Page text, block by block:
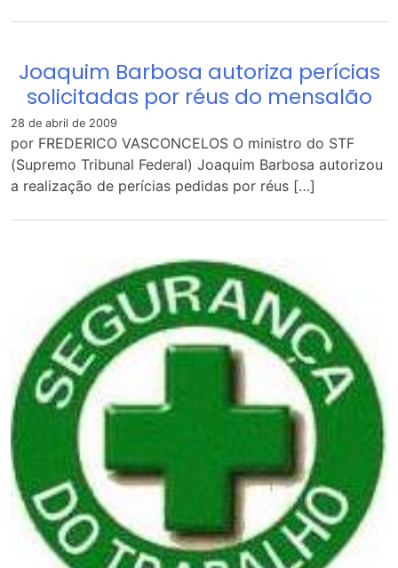
Joaquim Barbosa autoriza perícias
solicitadas por réus do mensalão
28 de abril de 2009
por FREDERICO VASCONCELOS O ministro do STF
(Supremo Tribunal Federal) Joaquim Barbosa autorizou
a realização de perícias pedidas por réus […]